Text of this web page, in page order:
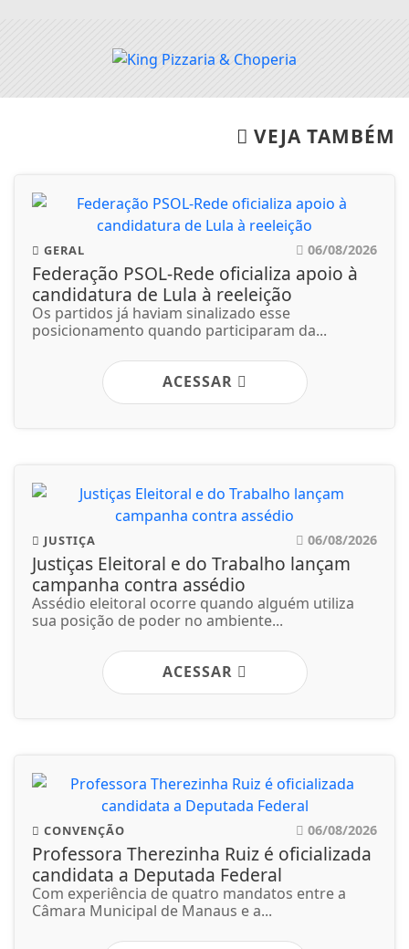
VEJA TAMBÉM
GERAL 06/08/2026
Federação PSOL-Rede oficializa apoio à
candidatura de Lula à reeleição
Os partidos já haviam sinalizado esse
posicionamento quando participaram da...
ACESSAR
JUSTIÇA 06/08/2026
Justiças Eleitoral e do Trabalho lançam
campanha contra assédio
Assédio eleitoral ocorre quando alguém utiliza
sua posição de poder no ambiente...
ACESSAR
CONVENÇÃO 06/08/2026
Professora Therezinha Ruiz é oficializada
candidata a Deputada Federal
Com experiência de quatro mandatos entre a
Câmara Municipal de Manaus e a...